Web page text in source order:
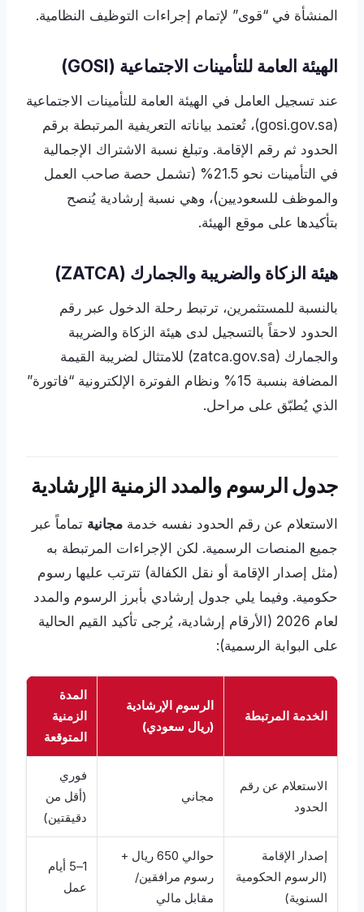
المنشأة في “قوى” لإتمام إجراءات التوظيف النظامية.
الهيئة العامة للتأمينات الاجتماعية (GOSI)
عند تسجيل العامل في الهيئة العامة للتأمينات الاجتماعية
(gosi.gov.sa)، تُعتمد بياناته التعريفية المرتبطة برقم
الحدود ثم رقم الإقامة. وتبلغ نسبة الاشتراك الإجمالية
في التأمينات نحو 21.5% (تشمل حصة صاحب العمل
والموظف للسعوديين)، وهي نسبة إرشادية يُنصح
بتأكيدها على موقع الهيئة.
هيئة الزكاة والضريبة والجمارك (ZATCA)
بالنسبة للمستثمرين، ترتبط رحلة الدخول عبر رقم
الحدود لاحقاً بالتسجيل لدى هيئة الزكاة والضريبة
والجمارك (zatca.gov.sa) للامتثال لضريبة القيمة
المضافة بنسبة 15% ونظام الفوترة الإلكترونية “فاتورة”
الذي يُطبّق على مراحل.
جدول الرسوم والمدد الزمنية الإرشادية
الاستعلام عن رقم الحدود نفسه خدمة مجانية تماماً عبر
جميع المنصات الرسمية. لكن الإجراءات المرتبطة به
(مثل إصدار الإقامة أو نقل الكفالة) تترتب عليها رسوم
حكومية. وفيما يلي جدول إرشادي بأبرز الرسوم والمدد
لعام 2026 (الأرقام إرشادية، يُرجى تأكيد القيم الحالية
على البوابة الرسمية):
الخدمة المرتبطة
الرسوم الإرشادية
(ريال سعودي)
المدة
الزمنية
المتوقعة
الاستعلام عن رقم
الحدود
مجاني
فوري
(أقل من
دقيقتين)
إصدار الإقامة
(الرسوم الحكومية
السنوية)
حوالي 650 ريال +
رسوم مرافقين/
مقابل مالي
1–5 أيام
عمل